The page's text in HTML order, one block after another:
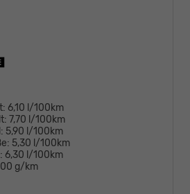
6,10 l/100km
7,70 l/100km
5,90 l/100km
5,30 l/100km
6,30 l/100km
g/km